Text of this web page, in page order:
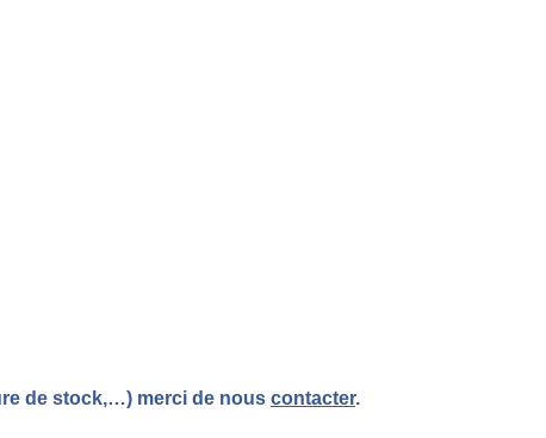
de stock,…) merci de nous contacter.